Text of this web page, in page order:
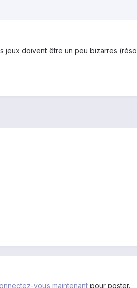
jeux doivent être un peu bizarres
vous maintenant pour poster.